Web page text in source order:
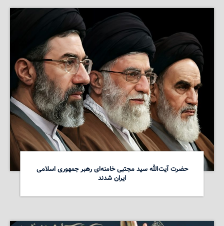
حضرت آیت‌الله سید مجتبی خامنه‌ای رهبر جمهوری اسلامی
ایران شدند